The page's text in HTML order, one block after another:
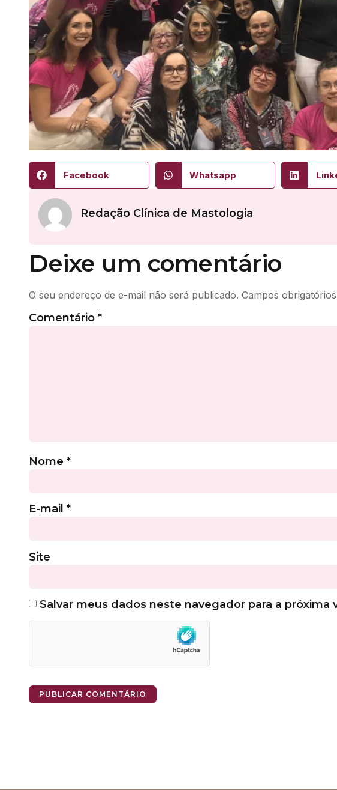
Facebook Whatsapp
Redação Clínica de Mastologia
Deixe um comentário
O seu endereço de e-mail não será publicado. Campos
Comentário *
Nome *
E-mail *
Site
Salvar meus dados neste navegador para a próxima